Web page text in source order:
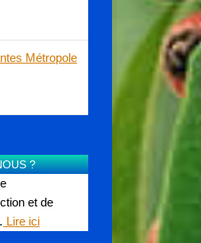
Métropole
?
et de
Lire ici